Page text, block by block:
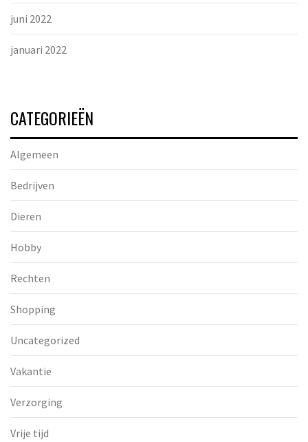
juni 2022
januari 2022
CATEGORIEËN
Algemeen
Bedrijven
Dieren
Hobby
Rechten
Shopping
Uncategorized
Vakantie
Verzorging
Vrije tijd